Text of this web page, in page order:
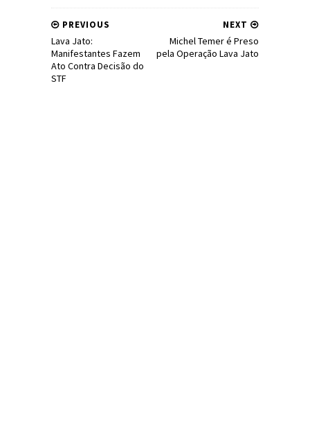
NEXT
Michel Temer é Preso
pela Operação Lava Jato
PREVIOUS
Lava Jato:
Manifestantes Fazem
Ato Contra Decisão do
STF